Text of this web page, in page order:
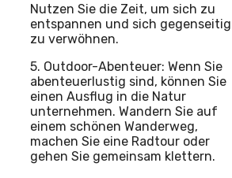
Nutzen Sie die Zeit, um sich zu
entspannen und sich gegenseitig
zu verwöhnen.
5. Outdoor-Abenteuer: Wenn Sie
abenteuerlustig sind, können Sie
einen Ausflug in die Natur
unternehmen. Wandern Sie auf
einem schönen Wanderweg,
machen Sie eine Radtour oder
gehen Sie gemeinsam klettern.